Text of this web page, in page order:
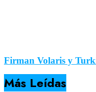
Firman Volaris y
Más Leídas